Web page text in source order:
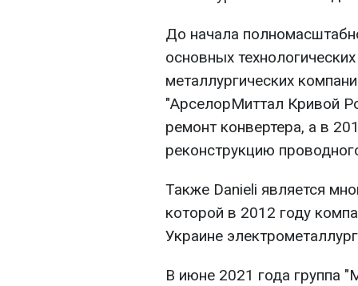
До начала
основных
металлургических
"АрселорМиттал Кривой
ремонт конвертера, а в
реконструкцию
Также Danieli является
которой в 2012 году
Украине
В июне 2021 года группа